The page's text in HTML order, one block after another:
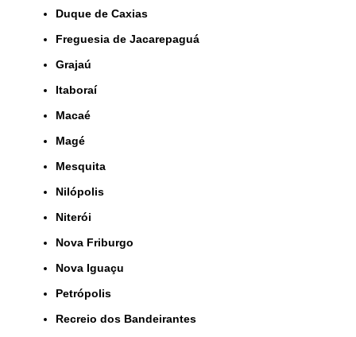
Duque de Caxias
Freguesia de Jacarepaguá
Grajaú
Itaboraí
Macaé
Magé
Mesquita
Nilópolis
Niterói
Nova Friburgo
Nova Iguaçu
Petrópolis
Recreio dos Bandeirantes